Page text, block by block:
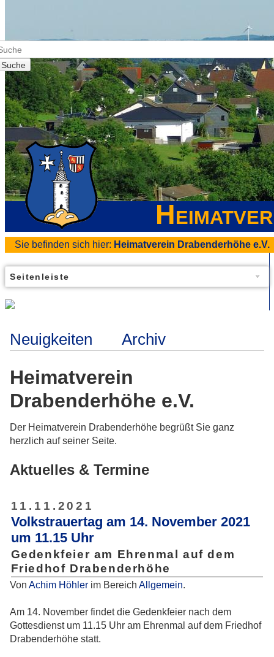
Suche
Sie befinden sich hier: Heimatverein Drabenderhöhe e.V.
Seitenleiste
Neuigkeiten Archiv
Heimatverein
Drabenderhöhe e.V.
Der Heimatverein Drabenderhöhe begrüßt Sie ganz
herzlich auf seiner Seite.
Aktuelles & Termine
11.11.2021
Volkstrauertag am 14. November 2021
um 11.15 Uhr
Gedenkfeier am Ehrenmal auf dem
Friedhof Drabenderhöhe
Von Achim Höhler im Bereich Allgemein.
Am 14. November findet die Gedenkfeier nach dem
Gottesdienst um 11.15 Uhr am Ehrenmal auf dem Friedhof
Drabenderhöhe statt.